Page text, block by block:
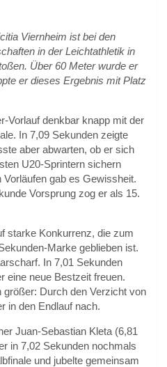
Viernheim ist bei den
in der Leichtathletik in
Über 60 Meter wurde er
er dieses Ergebnis mit Platz
Vorlauf denkbar knapp mit der
In 7,09 Sekunden zeigte
aber abwarten, ob er sich
U20-Sprintern sichern
gab es Gewissheit.
Vorsprung zog er als 15.
starke Konkurrenz, die zum
Marke geblieben ist.
In 7,01 Sekunden
eine neue Bestzeit freuen.
größer: Durch den Verzicht von
in den Endlauf nach.
Juan-Sebastian Kleta (6,81
in 7,02 Sekunden nochmals
und jubelte gemeinsam